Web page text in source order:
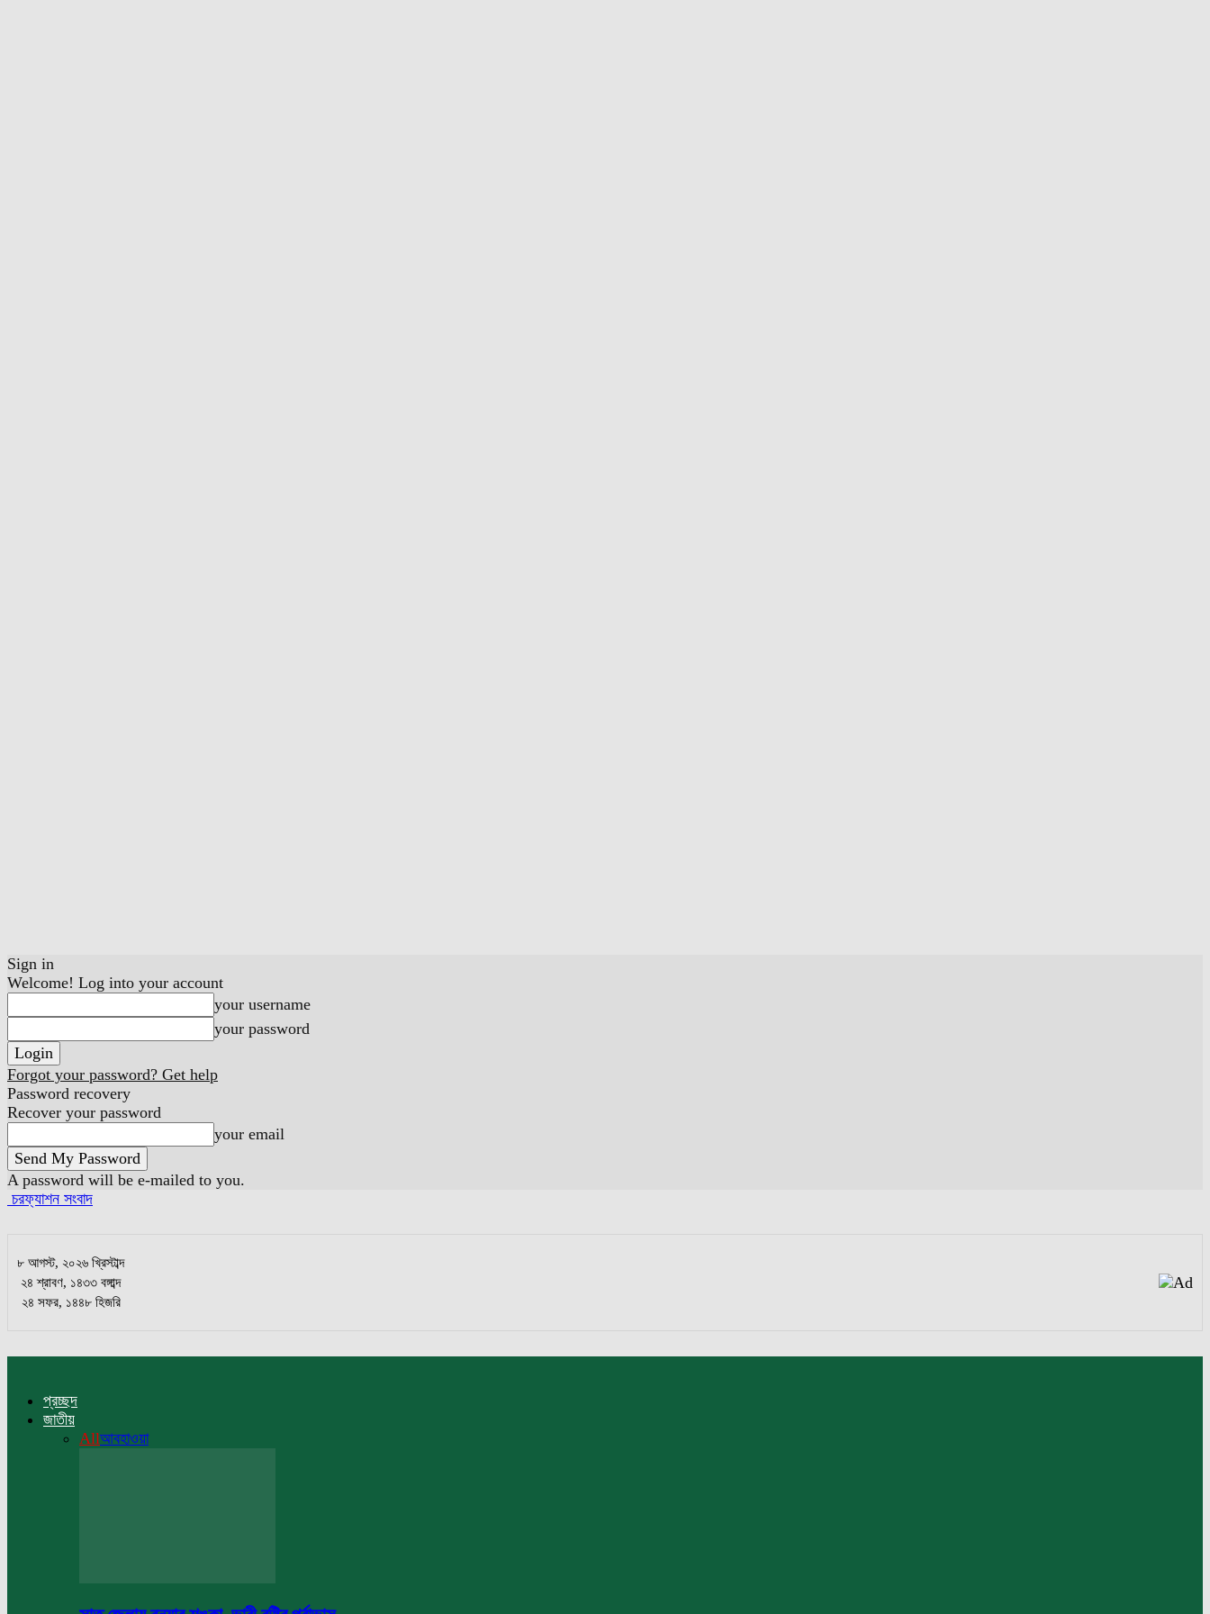
Sign in
Welcome! Log into your account
your username
your password
Forgot your password? Get help
Password recovery
Recover your password
your email
A password will be e-mailed to you.
চরফ্যাশন সংবাদ
৮ আগস্ট, ২০২৬ খ্রিস্টাব্দ
২৪ শ্রাবণ, ১৪৩৩ বঙ্গাব্দ
২৪ সফর, ১৪৪৮ হিজরি
প্রচ্ছদ
জাতীয়
Allআবহাওয়া